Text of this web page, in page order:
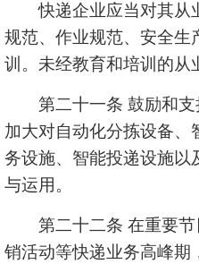
快递企业应当对其从
规范、作业规范、安全生
训。未经教育和培训的从
第二十一条 鼓励和支
加大对自动化分拣设备、
务设施、智能投递设施以
与运用。
第二十二条 在重要节
销活动等快递业务高峰期